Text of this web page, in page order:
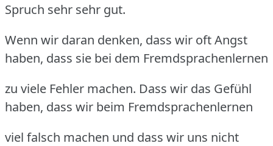
Spruch sehr sehr gut.
Wenn wir daran denken, dass wir oft Angst
haben, dass sie bei dem Fremdsprachenlernen
zu viele Fehler machen. Dass wir das Gefühl
haben, dass wir beim Fremdsprachenlernen
viel falsch machen und dass wir uns nicht